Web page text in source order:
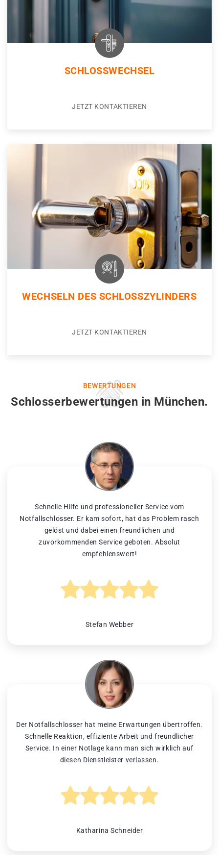
SCHLOSSWECHSEL
JETZT KONTAKTIEREN
WECHSELN DES SCHLOSSZYLINDERS
JETZT KONTAKTIEREN
BEWERTUNGEN
Schlosserbewertungen in München.
Schnelle Hilfe und professioneller Service vom
Notfallschlosser. Er kam sofort, hat das Problem rasch
gelöst und dabei einen freundlichen und
zuvorkommenden Service geboten. Absolut
empfehlenswert!
Stefan Webber
Der Notfallschlosser hat meine Erwartungen übertroffen.
Schnelle Reaktion, effiziente Arbeit und freundlicher
Service. In einer Notlage kann man sich wirklich auf
diesen Dienstleister verlassen.
Katharina Schneider